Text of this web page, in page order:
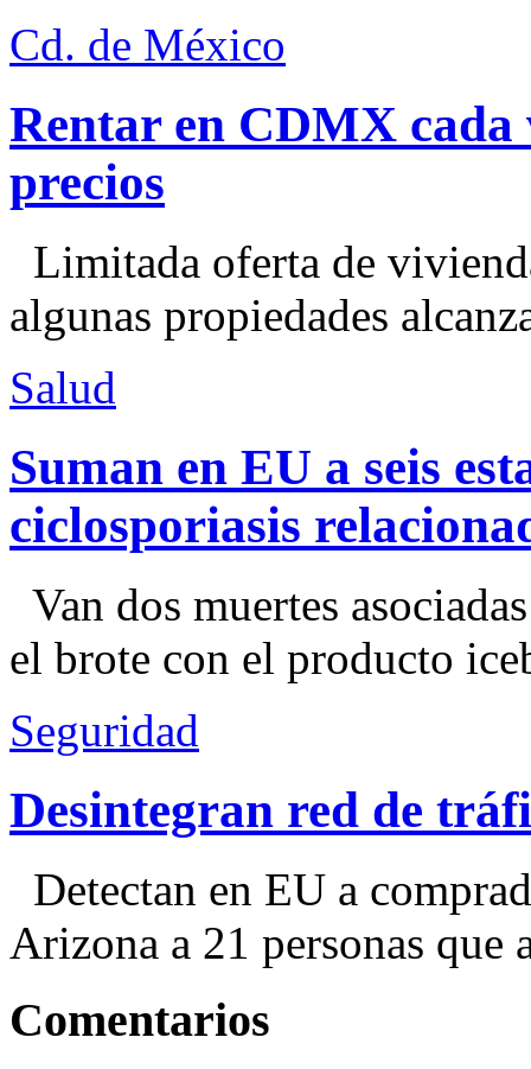
Cd. de México
Rentar en CDMX cada
precios
Limitada oferta de
algunas propiedades
Salud
Suman en EU a seis
ciclosporiasis
Van dos muertes
el brote con el producto
Seguridad
Desintegran red de
Detectan en EU a
Arizona a 21 personas que
Comentarios